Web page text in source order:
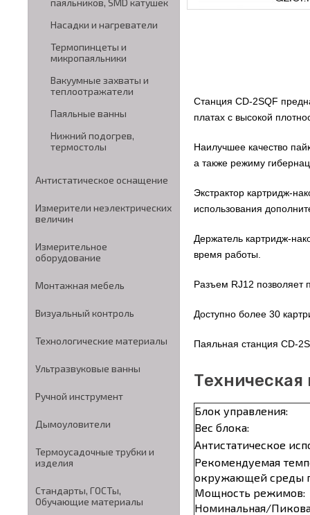
паяльников, SMD катушек
Насадки и нагреватели
Термопинцеты и
микропаяльники
Вакуумные захваты и
теплоотражатели
Паяльные ванны
Нижний подогрев,
термостолы
Антистатическое оснащение
Измерители неэлектрических
величин
Измерительное
оборудование
Монтажная мебель
Визуальный контроль
Технологические материалы
Ультразвуковые ванны
Ручной инструмент
Дымоуловители
Термоусадочные трубки и
изделия
Стандарты, ГОСТы,
Обучающие материалы
Станция CD-2SQF
платах с высокой
Наилучшее качество
а также режиму
Экстрактор картридж-
использования
Держатель картридж-
время работы.
Разъем RJ12 позволяет
Доступно более 30
Паяльная станция CD-
Блок управления:
Вес блока:
Антистатическое
Рекомендуемая
окружающей среды
Мощность режимов:
Номинальная/